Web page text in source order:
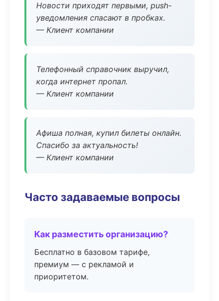
Новости приходят первыми, push-
уведомления спасают в пробках.
— Клиент компании
Телефонный справочник выручил,
когда интернет пропал.
— Клиент компании
Афиша полная, купил билеты онлайн.
Спасибо за актуальность!
— Клиент компании
Часто задаваемые вопросы
Как разместить организацию?
Бесплатно в базовом тарифе,
премиум — с рекламой и
приоритетом.